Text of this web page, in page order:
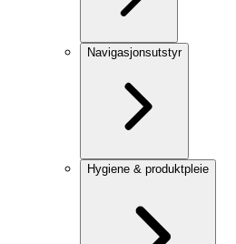
Navigasjonsutstyr
Hygiene & produktpleie